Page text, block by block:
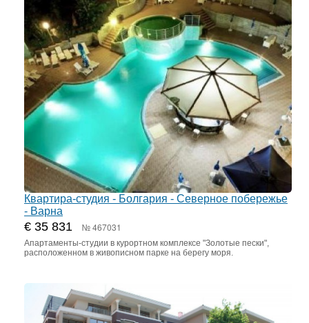
Квартира-студия - Болгария - Северное побережье
- Варна
€ 35 831 № 467031
Апартаменты-студии в курортном комплексе "Золотые пески",
расположенном в живописном парке на берегу моря.